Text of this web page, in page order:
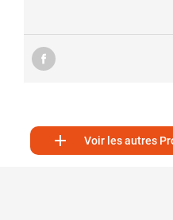
 Voir les autres